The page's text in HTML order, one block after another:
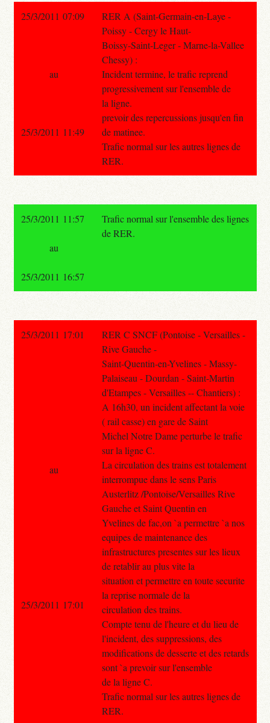
25/3/2011 07:09
RER A (Saint-Germain-en-Laye -
Poissy - Cergy le Haut-
Boissy-Saint-Leger - Marne-la-Vallee
Chessy) :
Incident termine, le trafic reprend
progressivement sur l'ensemble de
la ligne.
prevoir des repercussions jusqu'en fin
de matinee.
Trafic normal sur les autres lignes de
RER.
au
25/3/2011 11:49
25/3/2011 11:57
Trafic normal sur l'ensemble des lignes
de RER.
au
25/3/2011 16:57
25/3/2011 17:01
RER C SNCF (Pontoise - Versailles -
Rive Gauche -
Saint-Quentin-en-Yvelines - Massy-
Palaiseau - Dourdan - Saint-Martin
d'Etampes - Versailles -- Chantiers) :
A 16h30, un incident affectant la voie
( rail casse) en gare de Saint
Michel Notre Dame perturbe le trafic
sur la ligne C.
La circulation des trains est totalement
interrompue dans le sens Paris
Austerlitz /Pontoise/Versailles Rive
Gauche et Saint Quentin en
Yvelines de fac,on `a permettre `a nos
equipes de maintenance des
infrastructures presentes sur les lieux
de retablir au plus vite la
situation et permettre en toute securite
la reprise normale de la
circulation des trains.
Compte tenu de l'heure et du lieu de
l'incident, des suppressions, des
modifications de desserte et des retards
sont `a prevoir sur l'ensemble
de la ligne C.
Trafic normal sur les autres lignes de
RER.
au
25/3/2011 17:01